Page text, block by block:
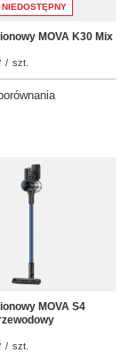
MOVA K30 Mix
/ szt.
MOVA S4
/ szt.